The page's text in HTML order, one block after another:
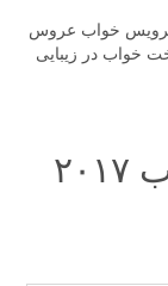
در تهیه سرویس خواب عروس
در زیبایی
انواع مدل سرویس خواب ۲۰۱۷